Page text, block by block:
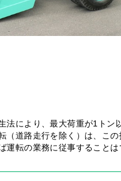
法により、最大荷重が1トン
（道路走行を除く）は、こ
運転の業務に従事することは